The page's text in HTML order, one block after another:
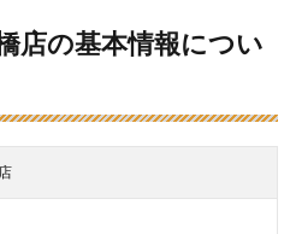
店の基本情報につい